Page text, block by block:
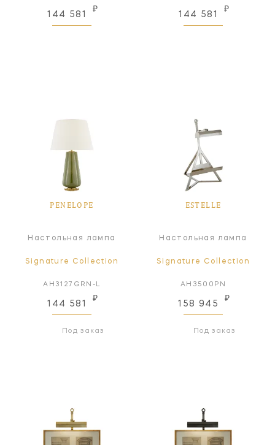
144 581
₽
144 581
₽
PENELOPE
Настольная лампа
Signature Collection
AH3127GRN-L
144 581
₽
Под заказ
ESTELLE
Настольная лампа
Signature Collection
AH3500PN
158 945
₽
Под заказ